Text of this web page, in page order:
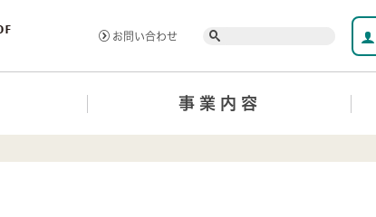
お問い合わせ Search
事業内容